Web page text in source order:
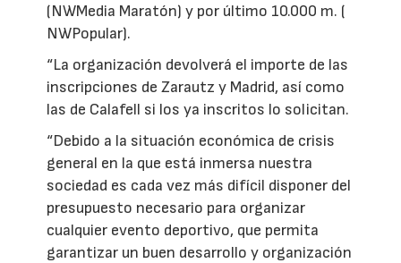
(NWMedia Maratón) y por último 10.000 m. (
NWPopular).
“La organización devolverá el importe de las
inscripciones de Zarautz y Madrid, así como
las de Calafell si los ya inscritos lo solicitan.
“Debido a la situación económica de crisis
general en la que está inmersa nuestra
sociedad es cada vez más difícil disponer del
presupuesto necesario para organizar
cualquier evento deportivo, que permita
garantizar un buen desarrollo y organización